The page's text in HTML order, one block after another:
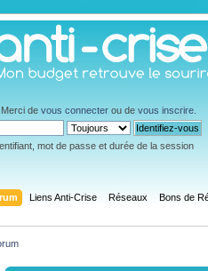
. Merci de vous connecter ou de vous inscrire
mot de passe et durée de la session
Liens Anti-Crise Réseaux Bons de